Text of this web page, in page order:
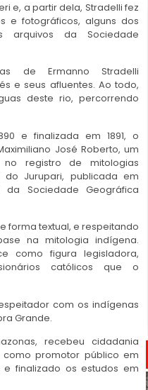
e, a partir dela, Stradelli fez
e fotográficos, alguns dos
arquivos da Sociedade
de Ermanno Stradelli
e seus afluentes. Ao todo,
deste rio, percorrendo
e finalizada em 1891, o
José Roberto, um
registro de mitologias
Jurupari, publicada em
da Sociedade Geográfica
forma textual, e respeitando
na mitologia indígena.
como figura legisladora,
católicos que o
com os indígenas
Grande.
recebeu cidadania
como promotor público em
finalizado os estudos em